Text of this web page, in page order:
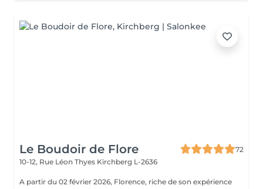
Le Boudoir de Flore
72
10-12, Rue Léon Thyes Kirchberg L-2636
A partir du 02 février 2026, Florence, riche de son expérience